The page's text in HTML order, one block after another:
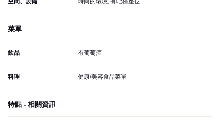
空間、設備 時尚的環境, 有吧檯座位
菜單
飲品 有葡萄酒
料理 健康/美容食品菜單
特點 - 相關資訊